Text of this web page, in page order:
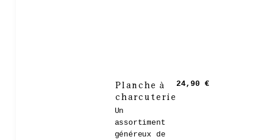
Planche à
charcuterie
Un
assortiment
généreux de
24,90 €